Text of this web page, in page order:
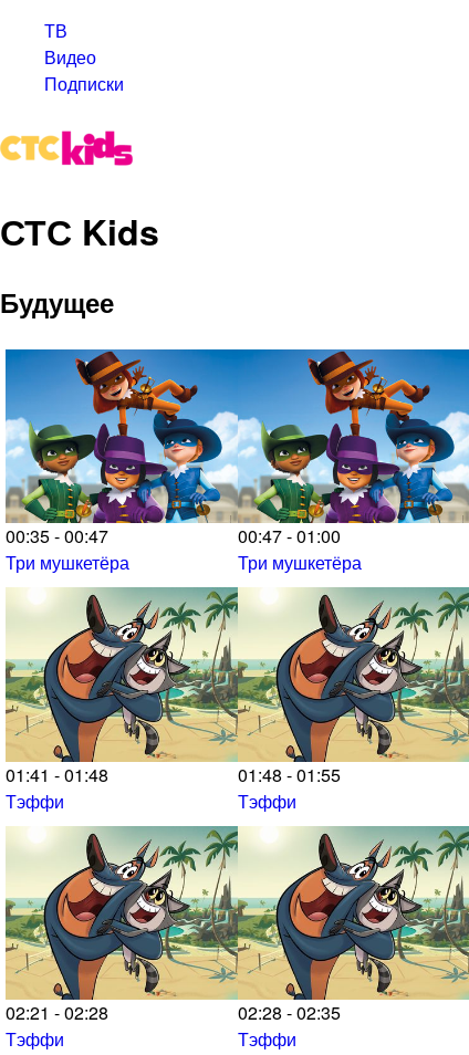
ТВ
Видео
Подписки
СТС Kids
Будущее
00:35 - 00:47
Три мушкетёра
00:47 - 01:00
Три мушкетёра
01:41 - 01:48
Тэффи
01:48 - 01:55
Тэффи
02:21 - 02:28
Тэффи
02:28 - 02:35
Тэффи